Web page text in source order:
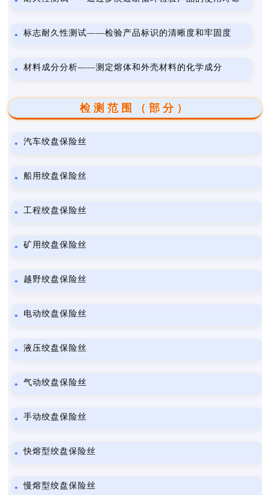
标志耐久性测试——检验产品标识的清晰度和牢固度
材料成分分析——测定熔体和外壳材料的化学成分
检测范围（部分）
汽车绞盘保险丝
船用绞盘保险丝
工程绞盘保险丝
矿用绞盘保险丝
越野绞盘保险丝
电动绞盘保险丝
液压绞盘保险丝
气动绞盘保险丝
手动绞盘保险丝
快熔型绞盘保险丝
慢熔型绞盘保险丝